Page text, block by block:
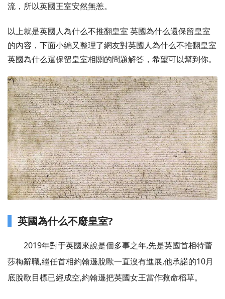
流，所以英國王室安然無恙。
以上就是英國人為什么不推翻皇室 英國為什么還保留皇室
的內容，下面小編又整理了網友對英國人為什么不推翻皇室
英國為什么還保留皇室相關的問題解答，希望可以幫到你。
英國為什么不廢皇室?
2019年對于英國來說是個多事之年,先是英國首相特蕾
莎梅辭職,繼任首相約翰遜脫歐一直沒有進展,他承諾的10月
底脫歐目標已經成空,約翰遜把英國女王當作救命稻草。